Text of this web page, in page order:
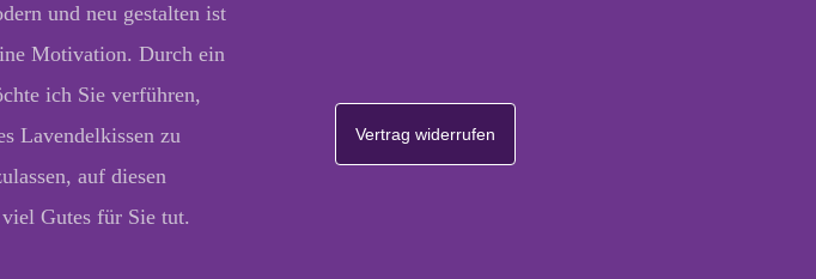
und neu gestalten ist
Motivation. Durch ein
ich Sie verführen,
Lavendelkissen zu
auf diesen
Gutes für Sie tut.
Vertrag widerrufen